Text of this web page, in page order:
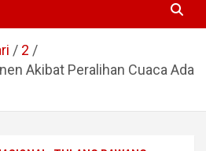
2
Akibat Peralihan Cuaca Ada